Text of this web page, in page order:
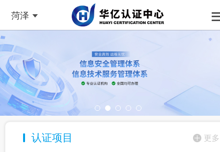
菏泽
认证项目 更多